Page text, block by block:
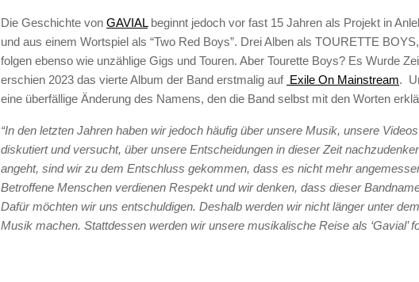
Die Geschichte vonGAVIALbeginnt jedoch vor fast 15 Jahren als Projekt in
und aus einem Wortspiel als “Two Red Boys”. Drei Alben als TOURETTE
folgen ebenso wie unzählige Gigs und Touren. AberTourette Boys? Es Wurde
erschien 2023 das vierte Album der Band erstmalig auf Exile On Mainstream.
eine überfällige Änderung des Namens, den die Band selbst mit den Worten
“In den letzten Jahren haben wir jedoch häufig über unsere Musik, unsere
diskutiert und versucht, über unsere Entscheidungen in dieser Zeit
angeht, sind wir zu dem Entschluss gekommen, dass es nicht mehr
Betroffene Menschen verdienen Respekt und wir denken, dass dieser
Dafür möchten wir uns entschuldigen. Deshalb werden wir nicht länger unter
Musik machen. Stattdessen werden wir unsere musikalische Reise als ‘Gavial’